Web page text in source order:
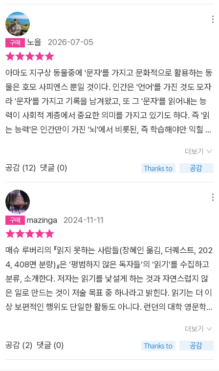
다.‘지상의 다락방’- 알라딘의 내 서재 이름이다(다락방 생각해서
지은 거 아님). 홀로 책 읽기 좋았던 어린 날의 그 다락을 떠올리
며 지은 이름이다. 내가 좋아하는 책 속의 한 구절, ‘내 이 세상 도
다 나은 곳은 없더라.’(움베르토 에코, <장미의 이름>)와도 일맥
상통한다. 하루라도 책을 읽지 못하면 입안에 가시가 돋치는 게
아니라, 마음에 가시가 돋는다. 한 글자도 읽지 못하는 날은 괴롭
다. 고통스럽다. 에이, 거짓말! 반문하는 사람도 있으리라. 그런데
정말이지 나는 그렇다. 그게 무엇이든 한 글자라도-아니 이건 너
무 부족하다- 몇 쪽이라도 읽다 잠들지 않는 날은 잘못 산 기분이
다. 술에 취한 날도 무조건 읽다 자야 한다. 읽지 못할 것 같은 날
라도 조금이라도 읽어야 한다. “병든 인간만이 책을 읽는다.”(강
유원, <책과 세계>)라는 말도 있는데 이 정도면 병이 아닐까 싶
기도 하다. 그러나 어쩔 수 없다. 읽지 못하면 우울하다. 나는 책
읽기를 왜 이토록 좋아하는 것일까. 혼자 있기를 좋아하고, 책을
펼치면 그곳이 어디든, 누구와 함께 있든 혼자만의 세계로 진입할
수 있기 때문은 아닐까. <읽지 못하는 사람들>을 읽다가 이런 구
절을 발견하고는 크게 공감한다. 혹시 나도 이랬던 것은 아닐까?
“예부터 세상 속에 섞여 살기가 버거운 사람들은 책 속으로 도피
해왔다. 이 범주에 속하는 사람은 사람보다 책과 함께하는 것을
혀 병동 구석에 앉아 있던 여덟 살 소년이 등장한다. (...) 인간의
행동은 불안정하고 예측하기 어렵지만 책은 언제나 한결같다. 이
소년이 학교 친구들보다 책을 더 편안하게 느낀 이유도 비슷하다.
노을 2026-07-05
아마도 지구상 동물중에 '문자'를 가지고 문화적으로 활용하는 동
물은 호모 사피엔스 뿐일 것이다. 인간은 '언어'를 가진 것도 모자
라 '문자'를 가지고 기록을 남겨왔고, 또 그 '문자'를 읽어내는 능
력이 사회적 계층에서 중요한 의미를 가지고 있기도 하다. 즉 '읽
는 능력'은 인간만이 가진 '뇌'에서 비롯된, 즉 학습해야만 익힐 수
따라서 사회의 거의 90%까지도 '읽기'를 학습할 필요가 없는 사
회였었다. 하지만 근대 이후 '읽기'는 인간 사회에서 필수적인 능
력이 되었고, 덕분에 어떤 사람들은 아무리 학습해도 '읽기'가 불
가능하다는 사실이 드러나게 되었다.초기에는 일정 이상의 지능
을 가진 사람이라면 당연히 '읽기'를 학습할 수 있다고 믿었고, 따
라서 '읽기'를 학습하지 못하는 것이 학습자 개인의 지능의 문제
러운 행위가 아닌, 즉 뇌의 한 영역만 활용하는 단일한 행위가 아
니라는 것이 밝혀지고 있다.저자는 '읽기'가 인간뇌의 신경가소성
에 크게 의존하는 후천적 기술이자, 훨씬 이전에 다른 인지 작업
을 위해 설계된 회로를 다른 목적으로 사용하는 능력이라고 말한
다. 결국 '읽기'는 다양한 차원에서 점검되어야 하고, 해독과 이해
부터 주의력, 기억, 지각, 감각, 심상까지 여러 측면을 고려해서
문해력에 접근해야 한다고 주장한다.사실 읽지 못하는 사람들은
더보기
공감 (12) 댓글 (0)
mazinga 2024-11-11
매슈 루버리의 『읽지 못하는 사람들(장혜인 옮김, 더퀘스트, 202
4, 408면 분량)』은 ‘평범하지 않은 독자들’의 ‘읽기’를 수집하고
분류, 소개한다. 저자는 읽기를 낯설게 하는 것과 자연스럽지 않
은 일로 만드는 것이 저술 목표 중 하나라고 밝힌다. 읽기는 더 이
상 보편적인 행위도 단일한 활동도 아니다. 런던의 대학 영문학과
학, 미디어, 읽기의 관행과 역사를 연구하며 “오늘날 읽기를 연구
하는 가장 독창적인 학자”라는 평을 듣는다. 그는 후기에서 우리
가 읽기에 대해 생각하는 방식을 바꾸기 위해 이 책을 집필했다고
더보기
공감 (2) 댓글 (0)